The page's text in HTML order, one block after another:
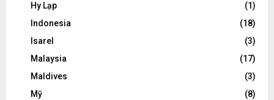
Hy Lạp
(1)
Indonesia
(18)
Isarel
(3)
Malaysia
(17)
Maldives
(3)
Mỹ
(8)